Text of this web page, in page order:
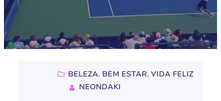
BELEZA, BEM ESTAR, VIDA FELIZ
NEONDAKI